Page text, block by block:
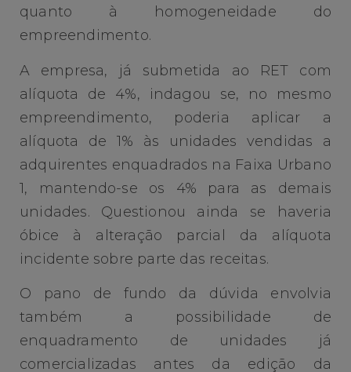
quanto à homogeneidade do
empreendimento.
A empresa, já submetida ao RET com
alíquota de 4%, indagou se, no mesmo
empreendimento, poderia aplicar a
alíquota de 1% às unidades vendidas a
adquirentes enquadrados na Faixa Urbano
1, mantendo-se os 4% para as demais
unidades. Questionou ainda se haveria
óbice à alteração parcial da alíquota
incidente sobre parte das receitas.
O pano de fundo da dúvida envolvia
também a possibilidade de
enquadramento de unidades já
comercializadas antes da edição da